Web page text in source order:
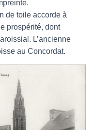
de toile accorde à
prospérité, dont
L’ancienne
au Concordat.